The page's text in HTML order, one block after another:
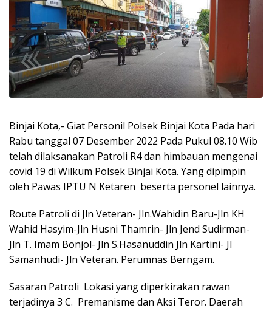
Binjai Kota,- Giat Personil Polsek Binjai Kota Pada hari
Rabu tanggal 07 Desember 2022 Pada Pukul 08.10 Wib
telah dilaksanakan Patroli R4 dan himbauan mengenai
covid 19 di Wilkum Polsek Binjai Kota. Yang dipimpin
oleh Pawas IPTU N Ketaren beserta personel lainnya.
Route Patroli di Jln Veteran- Jln.Wahidin Baru-Jln KH
Wahid Hasyim-Jln Husni Thamrin- Jln Jend Sudirman-
Jln T. Imam Bonjol- Jln S.Hasanuddin Jln Kartini- Jl
Samanhudi- Jln Veteran. Perumnas Berngam.
Sasaran Patroli Lokasi yang diperkirakan rawan
terjadinya 3 C. Premanisme dan Aksi Teror. Daerah